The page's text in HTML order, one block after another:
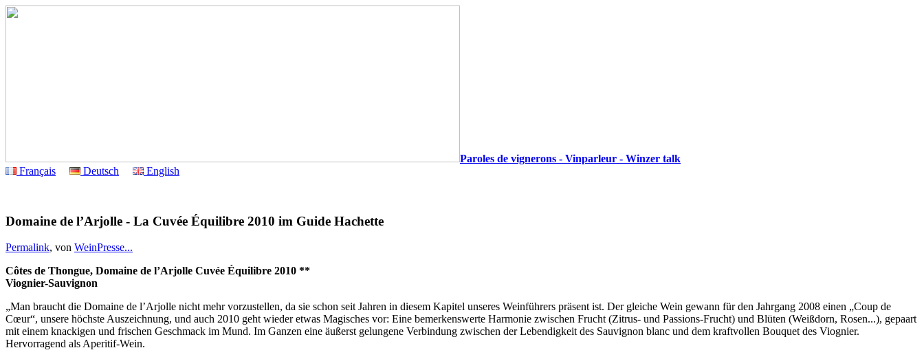
Paroles de vignerons - Vinparleur - Winzer talk
Français
Deutsch English
Domaine de l’Arjolle - La Cuvée Équilibre 2010 im Guide Hachette
Permalink, von WeinPresse...
Côtes de Thongue, Domaine de l’Arjolle Cuvée Équilibre 2010 **
Viognier-Sauvignon
„Man braucht die Domaine de l’Arjolle nicht mehr vorzustellen, da sie schon seit Jahren in diesem Kapitel unseres Weinführers präsent ist. Der gleiche Wein gewann für den Jahrgang 2008 einen „Coup de
Cœur“, unsere höchste Auszeichnung, und auch 2010 geht wieder etwas Magisches vor: Eine bemerkenswerte Harmonie zwischen Frucht (Zitrus- und Passions-Frucht) und Blüten (Weißdorn, Rosen...), gepaart
mit einem knackigen und frischen Geschmack im Mund. Im Ganzen eine äußerst gelungene Verbindung zwischen der Lebendigkeit des Sauvignon blanc und dem kraftvollen Bouquet des Viognier.
Hervorragend als Aperitif-Wein.